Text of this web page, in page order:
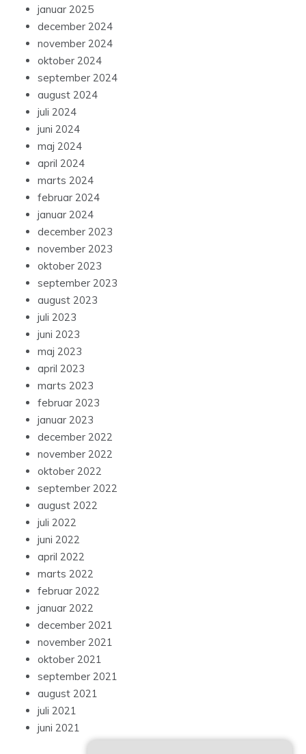
januar 2025
december 2024
november 2024
oktober 2024
september 2024
august 2024
juli 2024
juni 2024
maj 2024
april 2024
marts 2024
februar 2024
januar 2024
december 2023
november 2023
oktober 2023
september 2023
august 2023
juli 2023
juni 2023
maj 2023
april 2023
marts 2023
februar 2023
januar 2023
december 2022
november 2022
oktober 2022
september 2022
august 2022
juli 2022
juni 2022
april 2022
marts 2022
februar 2022
januar 2022
december 2021
november 2021
oktober 2021
september 2021
august 2021
juli 2021
juni 2021